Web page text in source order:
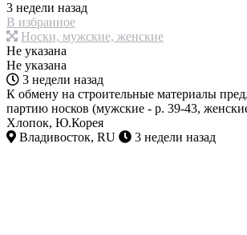
3 недели назад
В избранное
Носки, мужские, женские
Не указана
Не указана
3 недели назад
К обмену на строительные материалы
партию носков (мужские - р. 39-43,
Хлопок, Ю.Корея
Владивосток, RU
3 недели назад